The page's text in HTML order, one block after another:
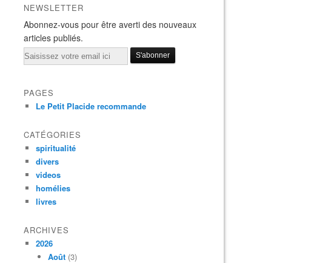
NEWSLETTER
Abonnez-vous pour être averti des nouveaux
articles publiés.
Email
PAGES
Le Petit Placide recommande
CATÉGORIES
spiritualité
divers
videos
homélies
livres
ARCHIVES
2026
Août (3)